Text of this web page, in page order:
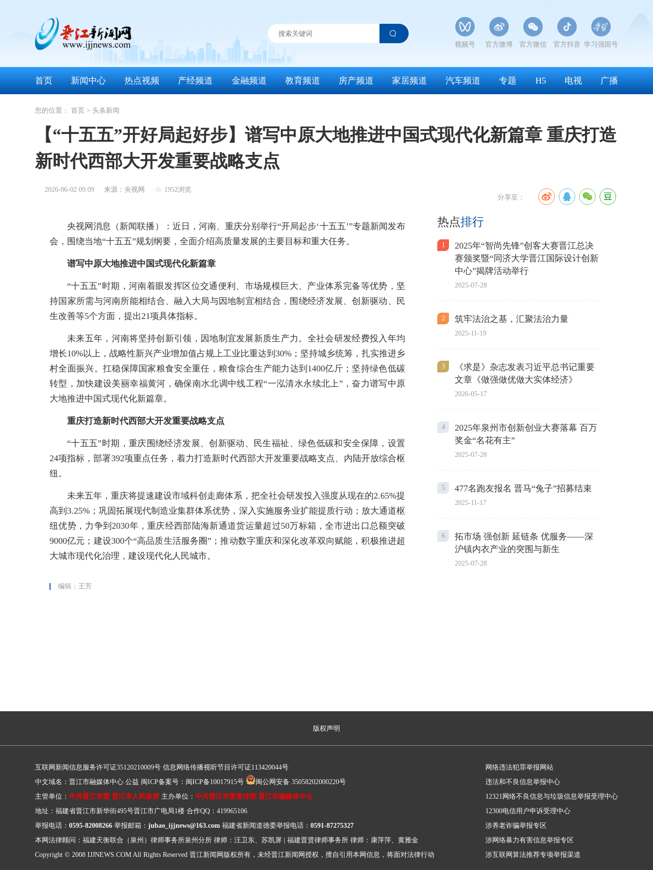
视频号 官方微博 官方微信 官方抖音 学习强国号
首页 新闻中心 热点视频 产经频道 金融频道 教育频道 房产频道 家居频道 汽车频道 专题 H5 电视 广播
您的位置： 首页 > 头条新闻
【“十五五”开好局起好步】谱写中原大地推进中国式现代化新篇章 重庆打造
新时代西部大开发重要战略支点
2026-06-02 09:09 来源：央视网
1952浏览
分享至：
央视网消息（新闻联播）：近日，河南、重庆分别举行“开局起步‘十五五’”专题新闻发布
会，围绕当地“十五五”规划纲要，全面介绍高质量发展的主要目标和重大任务。
谱写中原大地推进中国式现代化新篇章
“十五五”时期，河南着眼发挥区位交通便利、市场规模巨大、产业体系完备等优势，坚
持国家所需与河南所能相结合、融入大局与因地制宜相结合，围绕经济发展、创新驱动、民
生改善等5个方面，提出21项具体指标。
未来五年，河南将坚持创新引领，因地制宜发展新质生产力。全社会研发经费投入年均
增长10%以上，战略性新兴产业增加值占规上工业比重达到30%；坚持城乡统筹，扎实推进乡
村全面振兴。扛稳保障国家粮食安全重任，粮食综合生产能力达到1400亿斤；坚持绿色低碳
转型，加快建设美丽幸福黄河，确保南水北调中线工程“一泓清水永续北上”，奋力谱写中原
大地推进中国式现代化新篇章。
重庆打造新时代西部大开发重要战略支点
“十五五”时期，重庆围绕经济发展、创新驱动、民生福祉、绿色低碳和安全保障，设置
24项指标，部署392项重点任务，着力打造新时代西部大开发重要战略支点、内陆开放综合枢
纽。
未来五年，重庆将提速建设市域科创走廊体系，把全社会研发投入强度从现在的2.65%提
高到3.25%；巩固拓展现代制造业集群体系优势，深入实施服务业扩能提质行动；放大通道枢
纽优势，力争到2030年，重庆经西部陆海新通道货运量超过50万标箱，全市进出口总额突破
9000亿元；建设300个“高品质生活服务圈”；推动数字重庆和深化改革双向赋能，积极推进超
大城市现代化治理，建设现代化人民城市。
编辑：王芳
热点排行
1
2025年“智尚先锋”创客大赛晋江总决
赛颁奖暨“同济大学晋江国际设计创新
中心”揭牌活动举行
2025-07-28
2 筑牢法治之基，汇聚法治力量
2025-11-19
3
《求是》杂志发表习近平总书记重要
文章《做强做优做大实体经济》
2026-05-17
4
2025年泉州市创新创业大赛落幕 百万
奖金“名花有主”
2025-07-28
5 477名跑友报名 晋马“兔子”招募结束
2025-11-17
6
拓市场 强创新 延链条 优服务——深
沪镇内衣产业的突围与新生
2025-07-28
版权声明
互联网新闻信息服务许可证35120210009号 信息网络传播视听节目许可证113420044号
中文域名：晋江市融媒体中心.公益 闽ICP备案号：闽ICP备10017915号
闽公网安备 35058202000220号
主管单位： 中共晋江市委 晋江市人民政府 主办单位： 中共晋江市委宣传部 晋江市融媒体中心
地址：福建省晋江市新华街495号晋江市广电局1楼 合作QQ：419965106
举报电话： 0595-82008266 举报邮箱： jubao_ijjnews@163.com 福建省新闻道德委举报电话： 0591-87275327
本网法律顾问：福建天衡联合（泉州）律师事务所泉州分所 律师：汪卫东、苏凯屏 福建晋贤律师事务所 律师：康萍萍、黄雅金
Copyright © 2008 IJJNEWS.COM All Rights Reserved 晋江新闻网版权所有，未经晋江新闻网授权，擅自引用本网信息，将面对法律行动
网络违法犯罪举报网站
违法和不良信息举报中心
12321网络不良信息与垃圾信息举报受理中心
12300电信用户申诉受理中心
涉养老诈骗举报专区
涉网络暴力有害信息举报专区
涉互联网算法推荐专项举报渠道